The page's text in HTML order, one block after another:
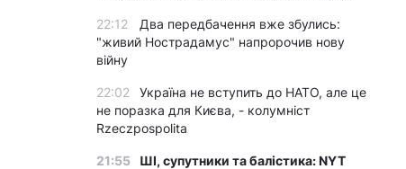
22:12
Два передбачення вже збулись:
"живий Нострадамус" напророчив нову
війну
22:02
Україна не вступить до НАТО, але це
не поразка для Києва, - колумніст
Rzeczpospolita
21:55
ШІ, супутники та балістика: NYT